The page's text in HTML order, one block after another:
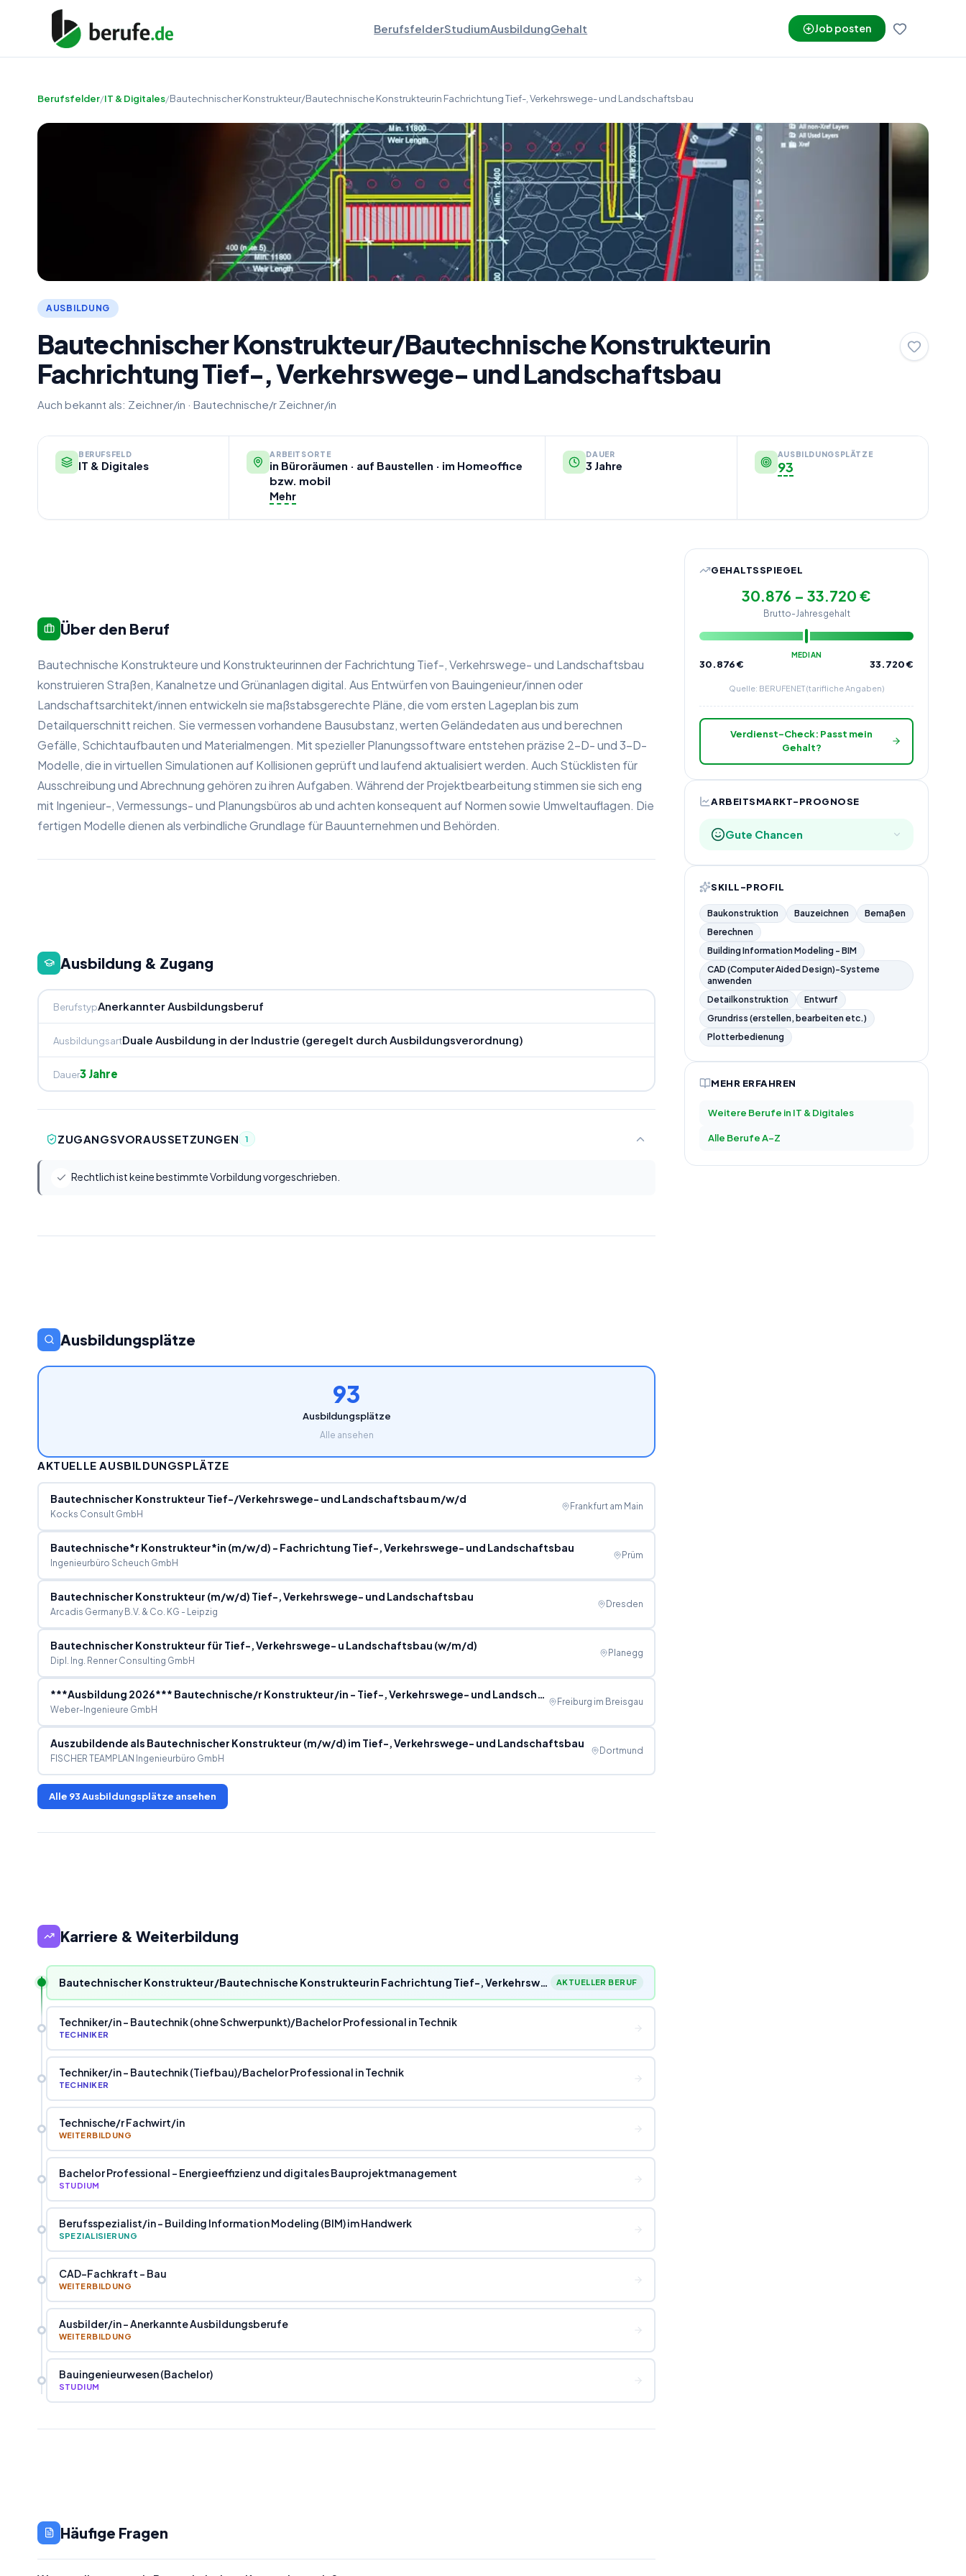
BerufsfelderStudiumAusbildungGehalt Job posten
Berufsfelder/IT & Digitales/Bautechnischer Konstrukteur/Bautechnische Konstrukteurin Fachrichtung Tief-, Verkehrswege- und Landschaftsbau
AUSBILDUNG
Bautechnischer Konstrukteur/Bautechnische Konstrukteurin
Fachrichtung Tief-, Verkehrswege- und Landschaftsbau
Auch bekannt als: Zeichner/in · Bautechnische/r Zeichner/in
BERUFSFELD
IT & Digitales
ARBEITSORTE
in Büroräumen · auf Baustellen · im Homeoffice
bzw. mobil
Mehr
DAUER
3 Jahre
AUSBILDUNGSPLÄTZE
93
Über den Beruf
Bautechnische Konstrukteure und Konstrukteurinnen der Fachrichtung Tief-, Verkehrswege- und Landschaftsbau
konstruieren Straßen, Kanalnetze und Grünanlagen digital. Aus Entwürfen von Bauingenieur/innen oder
Landschaftsarchitekt/innen entwickeln sie maßstabsgerechte Pläne, die vom ersten Lageplan bis zum
Detailquerschnitt reichen. Sie vermessen vorhandene Bausubstanz, werten Geländedaten aus und berechnen
Gefälle, Schichtaufbauten und Materialmengen. Mit spezieller Planungssoftware entstehen präzise 2-D- und 3-D-
Modelle, die in virtuellen Simulationen auf Kollisionen geprüft und laufend aktualisiert werden. Auch Stücklisten für
Ausschreibung und Abrechnung gehören zu ihren Aufgaben. Während der Projektbearbeitung stimmen sie sich eng
mit Ingenieur-, Vermessungs- und Planungsbüros ab und achten konsequent auf Normen sowie Umweltauflagen. Die
fertigen Modelle dienen als verbindliche Grundlage für Bauunternehmen und Behörden.
Ausbildung & Zugang
BerufstypAnerkannter Ausbildungsberuf
AusbildungsartDuale Ausbildung in der Industrie (geregelt durch Ausbildungsverordnung)
Dauer3 Jahre
ZUGANGSVORAUSSETZUNGEN 1
Rechtlich ist keine bestimmte Vorbildung vorgeschrieben.
Ausbildungsplätze
93
Ausbildungsplätze
Alle ansehen
AKTUELLE AUSBILDUNGSPLÄTZE
Bautechnischer Konstrukteur Tief-/Verkehrswege- und Landschaftsbau m/w/d
Kocks Consult GmbH
Frankfurt am Main
Bautechnische*r Konstrukteur*in (m/w/d) - Fachrichtung Tief-, Verkehrswege- und Landschaftsbau
Ingenieurbüro Scheuch GmbH
Prüm
Bautechnischer Konstrukteur (m/w/d) Tief-, Verkehrswege- und Landschaftsbau
Arcadis Germany B.V. & Co. KG - Leipzig
Dresden
Bautechnischer Konstrukteur für Tief-, Verkehrswege- u Landschaftsbau (w/m/d)
Dipl. Ing. Renner Consulting GmbH
Planegg
***Ausbildung 2026*** Bautechnische/r Konstrukteur/in - Tief-, Verkehrswege- und Landschaftsbau
Weber-Ingenieure GmbH
Freiburg im Breisgau
Auszubildende als Bautechnischer Konstrukteur (m/w/d) im Tief-, Verkehrswege- und Landschaftsbau
FISCHER TEAMPLAN Ingenieurbüro GmbH
Dortmund
Alle 93Ausbildungsplätze ansehen
Karriere & Weiterbildung
Bautechnischer Konstrukteur/Bautechnische Konstrukteurin Fachrichtung Tief-, Verkehrswege- und Landschaftsbau AKTUELLER BERUF
Techniker/in - Bautechnik (ohne Schwerpunkt)/Bachelor Professional in Technik
TECHNIKER
Techniker/in - Bautechnik (Tiefbau)/Bachelor Professional in Technik
TECHNIKER
Technische/r Fachwirt/in
WEITERBILDUNG
Bachelor Professional - Energieeffizienz und digitales Bauprojektmanagement
STUDIUM
Berufsspezialist/in - Building Information Modeling (BIM) im Handwerk
SPEZIALISIERUNG
CAD-Fachkraft - Bau
WEITERBILDUNG
Ausbilder/in - Anerkannte Ausbildungsberufe
WEITERBILDUNG
Bauingenieurwesen (Bachelor)
STUDIUM
Häufige Fragen
GEHALTSSPIEGEL
30.876 – 33.720 €
Brutto-Jahresgehalt
MEDIAN
30.876€ 33.720€
Quelle: BERUFENET (tarifliche Angaben)
Verdienst-Check: Passt mein
Gehalt?
ARBEITSMARKT-PROGNOSE
Gute Chancen
SKILL-PROFIL
Baukonstruktion Bauzeichnen
Bemaßen
Berechnen
Building Information Modeling - BIM
CAD (Computer Aided Design)-Systeme
anwenden
Detailkonstruktion
Entwurf
Grundriss (erstellen, bearbeiten etc.)
Plotterbedienung
MEHR ERFAHREN
Weitere Berufe in IT & Digitales
Alle Berufe A–Z